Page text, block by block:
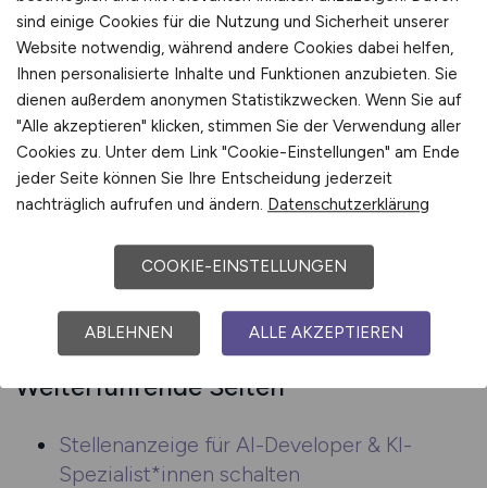
Strategie bis Deployment, von Forschung bis
industrieller Umsetzung.
Mit demJobfinder-Serviceerhalten Sie
passende Angebote automatisch per E-Mail.
Teil eines starken Netzwerks
AI-DEVELOPER.JOBS ist Teil des spezialisierten
Jobbörsennetzwerks der Ziegeler Medien
GmbH – mit über 100 digitalen Fachportalen für
KI, Forschung, intelligente Systeme, Tech und
Weiterführende Seiten
Stellenanzeige für AI-Developer & KI-
Spezialist*innen schalten
sind einige Cookies für die Nutzung und Sicherheit unserer
Website notwendig, während andere Cookies dabei helfen,
Ihnen personalisierte Inhalte und Funktionen anzubieten. Sie
dienen außerdem anonymen Statistikzwecken. Wenn Sie auf
"Alle akzeptieren" klicken, stimmen Sie der Verwendung aller
Cookies zu. Unter dem Link "Cookie-Einstellungen" am Ende
jeder Seite können Sie Ihre Entscheidung jederzeit
nachträglich aufrufen und ändern. Datenschutzerklärung
COOKIE-EINSTELLUNGEN
ABLEHNEN ALLE AKZEPTIEREN